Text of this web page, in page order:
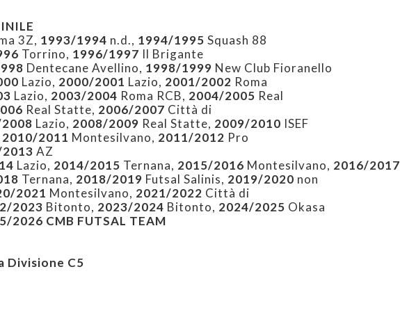
3Z, 1993/1994 n.d., 1994/1995 Squash 88
Torrino, 1996/1997 Il Brigante
Dentecane Avellino, 1998/1999 New Club Fioranello
Lazio, 2000/2001 Lazio, 2001/2002 Roma
Lazio, 2003/2004 Roma RCB, 2004/2005 Real
Real Statte, 2006/2007 Città di
Lazio, 2008/2009 Real Statte, 2009/2010 ISEF
2010/2011 Montesilvano, 2011/2012 Pro
AZ
Lazio, 2014/2015 Ternana, 2015/2016 Montesilvano, 2016/2017
Ternana, 2018/2019 Futsal Salinis, 2019/2020 non
2021 Montesilvano, 2021/2022 Città di
2023 Bitonto, 2023/2024 Bitonto, 2024/2025 Okasa
2026 CMB FUTSAL TEAM
Divisione C5